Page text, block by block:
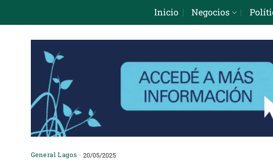
Inicio Negocios
General Lagos 20/05/2025